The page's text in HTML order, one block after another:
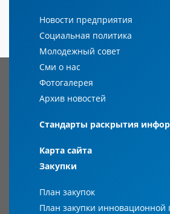
Новости предприятия
Социальная политика
Молодежный совет
Сми о нас
Фотогалерея
Архив новостей
Стандарты раскрытия
Карта сайта
Закупки
План закупок
План закупки инновационной